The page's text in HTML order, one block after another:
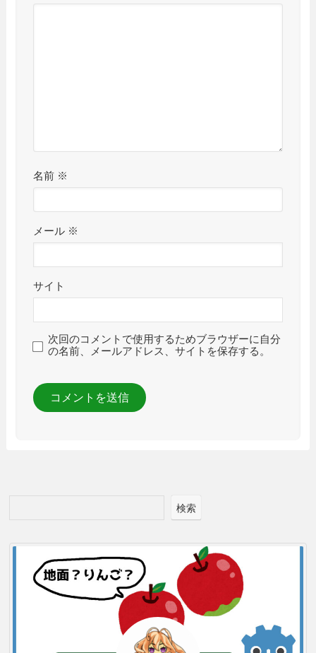
名前 ※
メール ※
サイト
次回のコメントで使用するためブラウザーに自分
の名前、メールアドレス、サイトを保存する。
検索